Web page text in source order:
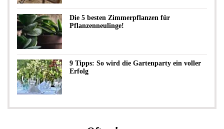
Die 5 besten Zimmerpflanzen für
Pflanzenneulinge!
9 Tipps: So wird die Gartenparty ein voller
Erfolg